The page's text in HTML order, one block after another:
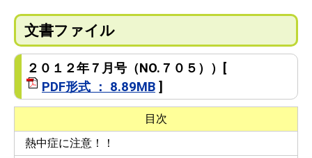
文書ファイル
２０１２年７月号（NO.７０５））[
PDF形式 ： 8.89MB ]
目次
熱中症に注意！！